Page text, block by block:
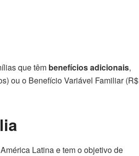
que têm benefícios adicionais,
ou o Benefício Variável Familiar (R$
Latina e tem o objetivo de